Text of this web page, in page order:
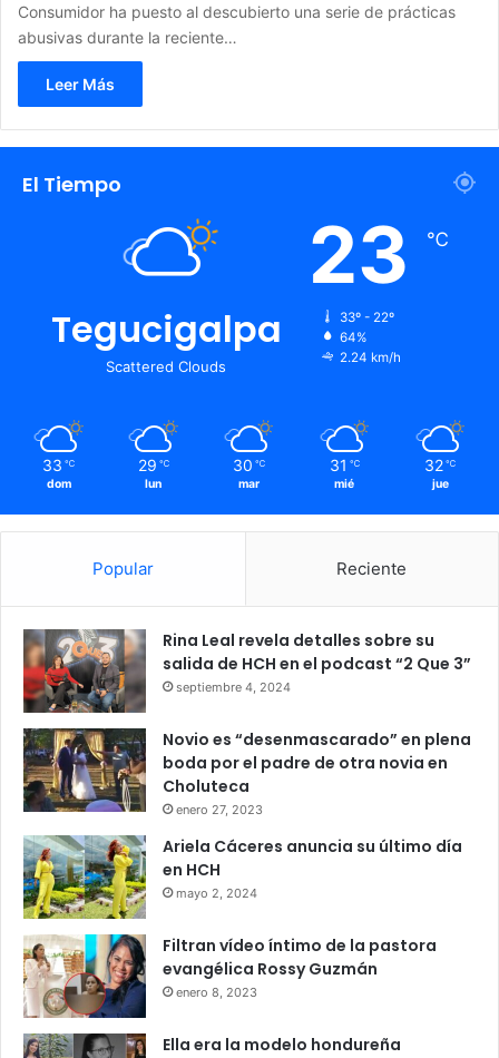
Consumidor ha puesto al descubierto una serie de prácticas
abusivas durante la reciente…
Leer Más
El Tiempo
Tegucigalpa
Scattered Clouds
23 ℃
33º - 22º
64%
2.24 km/h
33 ℃
dom
29 ℃
lun
30 ℃
mar
31 ℃
mié
32 ℃
jue
Popular Reciente
Rina Leal revela detalles sobre su
salida de HCH en el podcast “2 Que 3”
septiembre 4, 2024
Novio es “desenmascarado” en plena
boda por el padre de otra novia en
Choluteca
enero 27, 2023
Ariela Cáceres anuncia su último día
en HCH
mayo 2, 2024
Filtran vídeo íntimo de la pastora
evangélica Rossy Guzmán
enero 8, 2023
Ella era la modelo hondureña